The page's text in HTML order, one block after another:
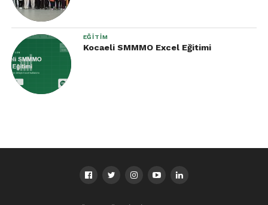
EĞITIM
Kocaeli SMMMO Excel Eğitimi